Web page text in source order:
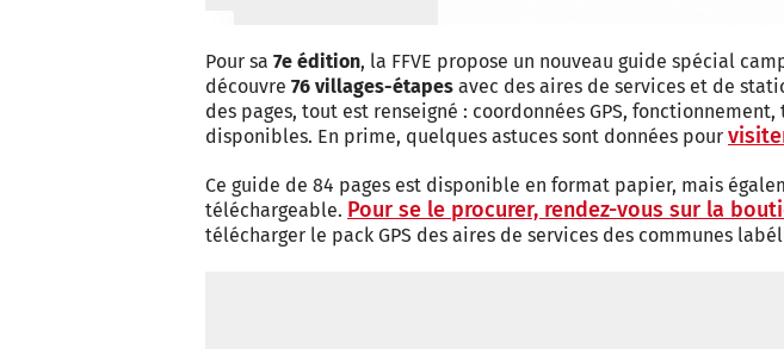
Pour sa 7e édition, la FFVE propose un nouveau guide spécial
découvre 76 villages-étapes avec des aires de services et de
des pages, tout est renseigné : coordonnées GPS,
disponibles. En prime, quelques astuces sont données pour
Ce guide de 84 pages est disponible en format papier, mais
téléchargeable. Pour se le procurer, rendez-vous sur la
télécharger le pack GPS des aires de services des communes